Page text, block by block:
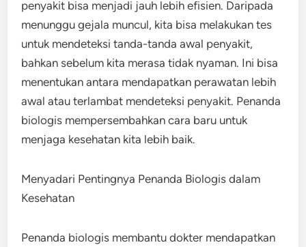
penyakit bisa menjadi jauh lebih efisien. Daripada
menunggu gejala muncul, kita bisa melakukan tes
untuk mendeteksi tanda-tanda awal penyakit,
bahkan sebelum kita merasa tidak nyaman. Ini bisa
menentukan antara mendapatkan perawatan lebih
awal atau terlambat mendeteksi penyakit. Penanda
biologis mempersembahkan cara baru untuk
menjaga kesehatan kita lebih baik.
Menyadari Pentingnya Penanda Biologis dalam
Kesehatan
Penanda biologis membantu dokter mendapatkan